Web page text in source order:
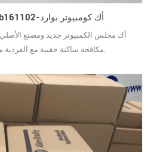
أب dspa110 / yb161102-أك كومبيوتر بوارد
مكافحة ساكنة حقيبة مع الفردية مختومة الداخلية مربع.